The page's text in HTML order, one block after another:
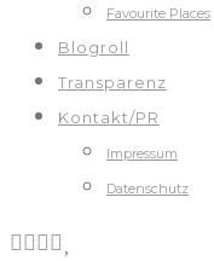
Favourite Places
Blogroll
Transparenz
Kontakt/PR
Impressum
Datenschutz